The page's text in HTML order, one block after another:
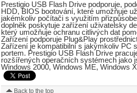
Prestigio USB Flash Drive podporuje,
HDD, BIOS bootování, které umožňuje
jakémkoliv počítači s využitím
doplněk poskytuje zařízení uživatelsky
který umožňuje ochranu citlivých dat
Zařízení podporuje Plug&Play
Zařízení je kompatibilní s jakýmkoliv PC
portem. Prestigio USB Flash Drive
rozšířených operačních systémech jako
Windows 2000, Windows ME, Windows
Back to the top